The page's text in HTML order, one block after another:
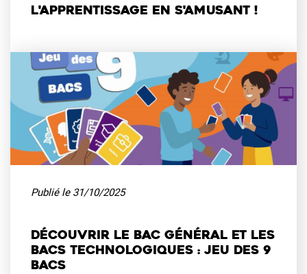
l'apprentissage en s'amusant !
Publié le 31/10/2025
Découvrir le bac général et les
bacs technologiques : Jeu des 9
bacs